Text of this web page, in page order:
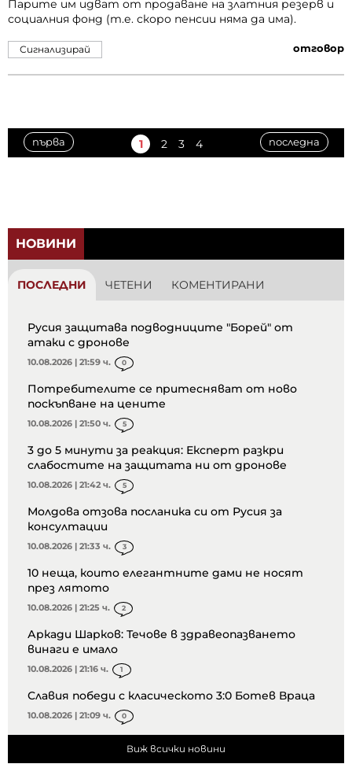
Парите им идват от продаване на златния резерв и
социалния фонд (т.е. скоро пенсии няма да има).
отговор
Сигнализирай
първа 1 2 3 4 последна
НОВИНИ
ПОСЛЕДНИ ЧЕТЕНИ КОМЕНТИРАНИ
Русия защитава подводниците "Борей" от
атаки с дронове
10.08.2026 | 21:59 ч. 0
Потребителите се притесняват от ново
поскъпване на цените
10.08.2026 | 21:50 ч. 5
3 до 5 минути за реакция: Експерт разкри
слабостите на защитата ни от дронове
10.08.2026 | 21:42 ч. 5
Молдова отзова посланика си от Русия за
консултации
10.08.2026 | 21:33 ч. 3
10 неща, които елегантните дами не носят
през лятото
10.08.2026 | 21:25 ч. 2
Аркади Шарков: Течове в здравеопазването
винаги е имало
10.08.2026 | 21:16 ч. 1
Славия победи с класическото 3:0 Ботев Враца
10.08.2026 | 21:09 ч. 0
Виж всички новини